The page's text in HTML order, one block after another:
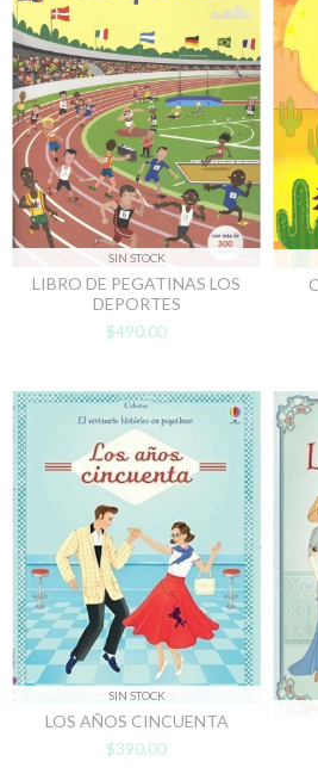
SIN STOCK
LIBRO DE PEGATINAS LOS
DEPORTES
$490,00
SIN STOCK
LOS AÑOS CINCUENTA
$390,00